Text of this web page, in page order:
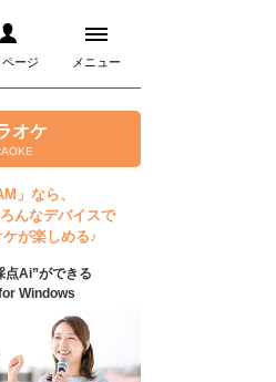
ージ メニュー
オケ
」なら、
んなデバイスで
が楽しめる♪
点Ai”ができる
Windows